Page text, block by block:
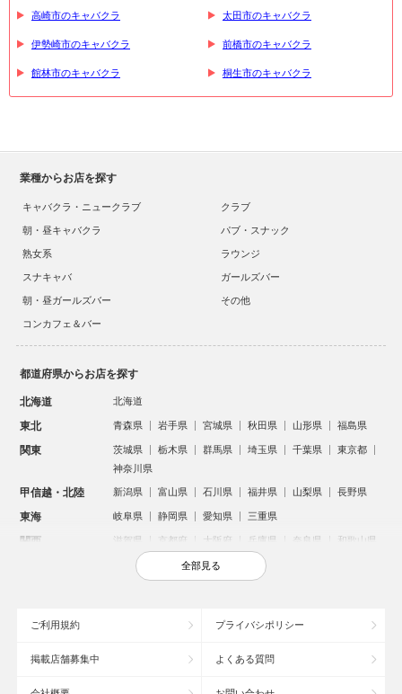
高崎市のキャバクラ 太田市のキャバクラ
伊勢崎市のキャバクラ 前橋市のキャバクラ
館林市のキャバクラ 桐生市のキャバクラ
業種からお店を探す
キャバクラ・ニュークラブ
クラブ
朝・昼キャバクラ
パブ・スナック
熟女系
ラウンジ
スナキャバ
ガールズバー
朝・昼ガールズバー
その他
コンカフェ＆バー
都道府県からお店を探す
北海道 北海道
東北 青森県 岩手県 宮城県 秋田県 山形県 福島県
関東 茨城県 栃木県 群馬県 埼玉県 千葉県
東京都
神奈川県
甲信越・北陸 新潟県 富山県 石川県 福井県 山梨県 長野県
東海 岐阜県 静岡県 愛知県 三重県
関西 滋賀県 京都府 大阪府 兵庫県 奈良県 和歌山県
鳥取県 島根県 岡山県 広島県
沖縄県
全部見る
ご利用規約 プライバシポリシー
掲載店舗募集中 よくある質問